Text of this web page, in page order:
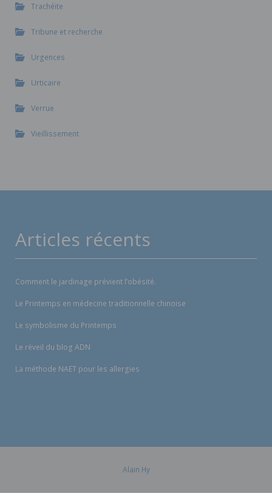
Trachéite
Tribune et recherche
Urgences
Urticaire
Verrue
Vieillissement
Articles récents
Comment le jardinage prévient l’obésité.
Le Printemps en médecine traditionnelle chinoise
Le symbolisme du Printemps
Le réveil du blog ADN
La méthode NAET pour les allergies
Alain Hy